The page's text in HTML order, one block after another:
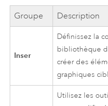
Groupe Description
Inser
Définissez la
bibliothèque
créer des
graphiques
Utilisez les